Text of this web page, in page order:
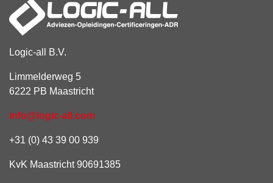
Logic-all B.V.
Limmelderweg 5
6222 PB Maastricht
info@logic-all.com
+31 (0) 43 39 00 939
KvK Maastricht 90691385